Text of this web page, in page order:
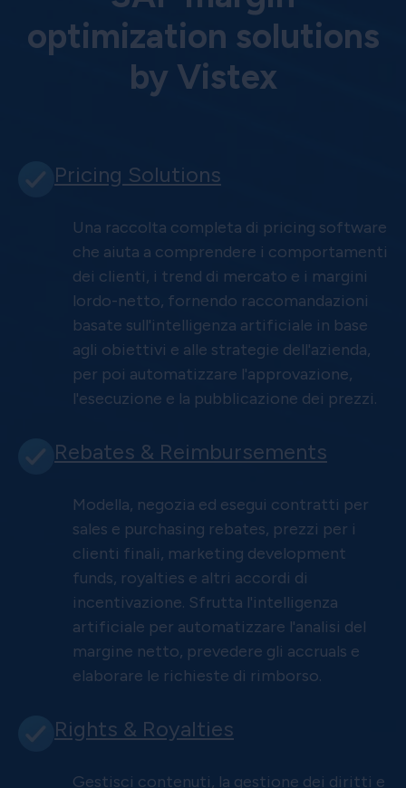
optimization solutions
by Vistex
Pricing Solutions
Una raccolta completa di pricing software
che aiuta a comprendere i comportamenti
dei clienti, i trend di mercato e i margini
lordo-netto, fornendo raccomandazioni
basate sull'intelligenza artificiale in base
agli obiettivi e alle strategie dell'azienda,
per poi automatizzare l'approvazione,
l'esecuzione e la pubblicazione dei prezzi.
Rebates & Reimbursements
Modella, negozia ed esegui contratti per
sales e purchasing rebates, prezzi per i
clienti finali, marketing development
funds, royalties e altri accordi di
incentivazione. Sfrutta l'intelligenza
artificiale per automatizzare l'analisi del
margine netto, prevedere gli accruals e
elaborare le richieste di rimborso.
Rights & Royalties
Gestisci contenuti, la gestione dei diritti e